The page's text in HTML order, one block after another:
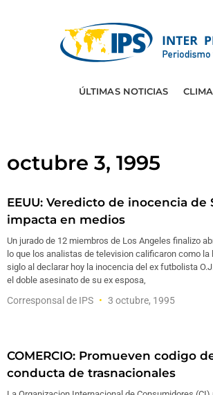
ÚLTIMAS NOTICIAS CLIMA
octubre 3, 1995
EEUU: Veredicto de inocencia de
impacta en medios
Un jurado de 12 miembros de Los Angeles finalizo
lo que los analistas de television calificaron como la
siglo al declarar hoy la inocencia del ex futbolista
el doble asesinato de su ex esposa,
Corresponsal de IPS 3 octubre, 1995
COMERCIO: Promueven codigo
conducta de trasnacionales